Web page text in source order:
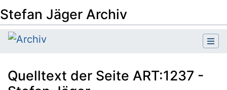
Stefan Jäger Archiv
Quelltext der Seite ART:1237 -